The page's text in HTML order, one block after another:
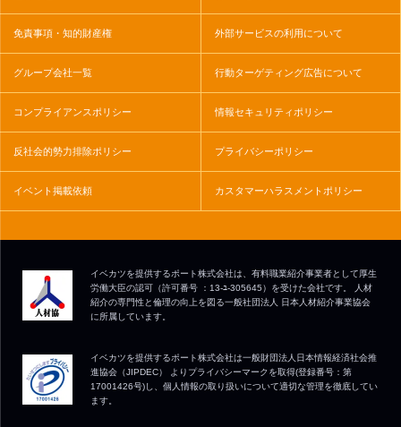
免責事項・知的財産権 外部サービスの利用について
グループ会社一覧 行動ターゲティング広告について
コンプライアンスポリシー 情報セキュリティポリシー
反社会的勢力排除ポリシー プライバシーポリシー
イベント掲載依頼 カスタマーハラスメントポリシー